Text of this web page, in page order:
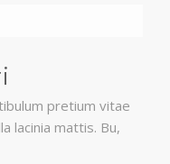
pretium vitae
lacinia mattis. Bu,